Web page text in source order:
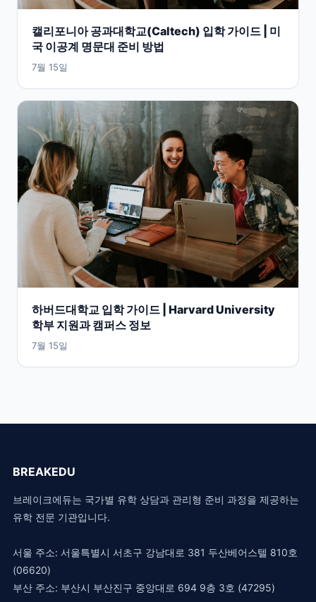
캘리포니아 공과대학교(Caltech) 입학 가이드 | 미
국 이공계 명문대 준비 방법
7월 15일
하버드대학교 입학 가이드 | Harvard University
학부 지원과 캠퍼스 정보
7월 15일
BREAKEDU
브레이크에듀는 국가별 유학 상담과 관리형 준비 과정을 제공하는
유학 전문 기관입니다.
서울 주소: 서울특별시 서초구 강남대로 381 두산베어스텔 810호
(06620)
부산 주소: 부산시 부산진구 중앙대로 694 9층 3호 (47295)